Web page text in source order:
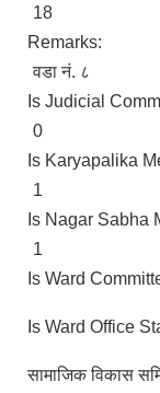
18
Remarks:
वडा नं. ८
Is Judicial
0
Is Karyapalika
1
Is Nagar Sabha
1
Is Ward
Is Ward Office
सामाजिक विकास